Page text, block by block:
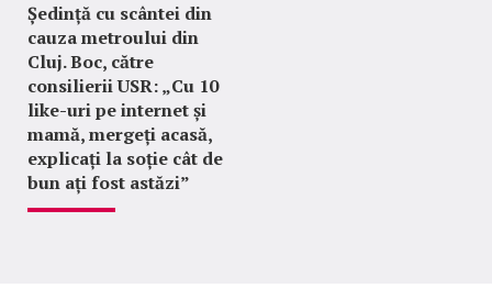
Ședință cu scântei din
cauza metroului din
Cluj. Boc, către
consilierii USR: „Cu 10
like-uri pe internet și
mamă, mergeți acasă,
explicați la soție cât de
bun ați fost astăzi”